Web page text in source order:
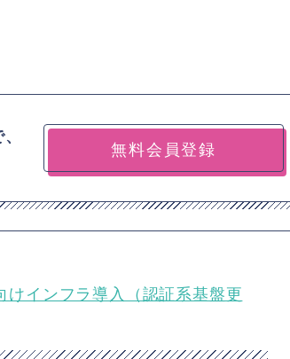
無料会員登録
インフラ導入（認証系基盤更